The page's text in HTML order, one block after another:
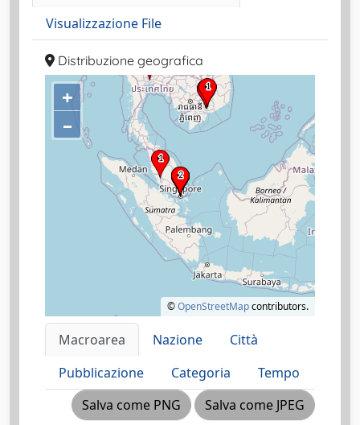
Visualizzazione File
Distribuzione geografica
+
–
©OpenStreetMapcontributors.
Macroarea Nazione
Città
Pubblicazione
Categoria
Tempo
Salva come PNG
Salva come JPEG